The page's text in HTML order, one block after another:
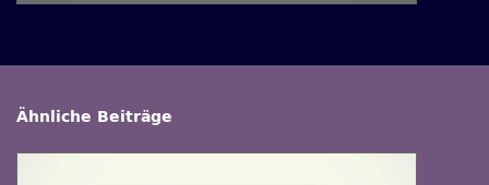
Ähnliche Beiträge